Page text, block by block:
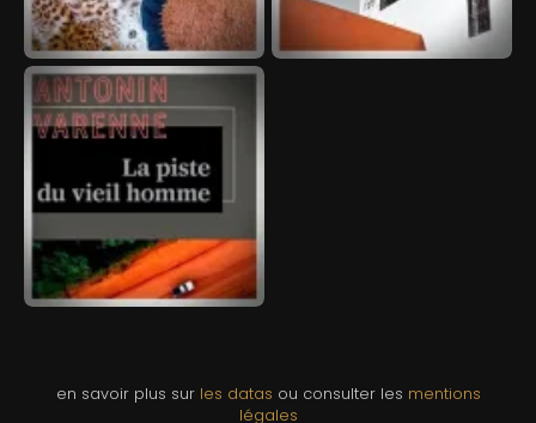
en savoir plus sur les datas ou consulter les mentions
légales